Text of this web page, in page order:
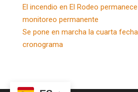
El incendio en El Rodeo
monitoreo permanente
Se pone en marcha la cuarta
cronograma